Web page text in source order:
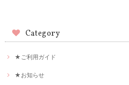
Category
★ご利用ガイド
★お知らせ